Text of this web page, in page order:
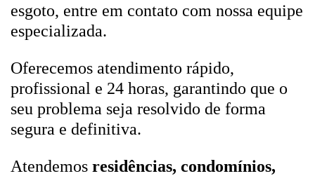
esgoto, entre em contato com nossa equipe
especializada.
Oferecemos atendimento rápido,
profissional e 24 horas, garantindo que o
seu problema seja resolvido de forma
segura e definitiva.
Atendemos residências, condomínios,